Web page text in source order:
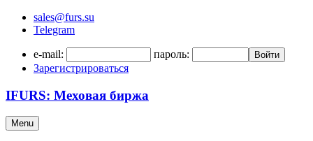
sales@furs.su
Telegram
e-mail: пароль: Войти
Зарегистрироваться
IFURS: Меховая биржа
Menu